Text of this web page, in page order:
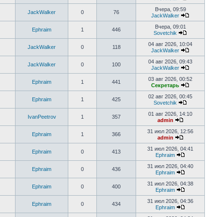
JackWalker 0 76
Вчера, 09:59
JackWalker
Ephraim 1 446
Вчера, 09:01
Sovetchik
JackWalker 0 118
04 авг 2026, 10:04
JackWalker
JackWalker 0 100
04 авг 2026, 09:43
JackWalker
Ephraim 1 441
03 авг 2026, 00:52
Секретарь
Ephraim 1 425
02 авг 2026, 00:45
Sovetchik
IvanPeetrov 1 357
01 авг 2026, 14:10
admin
Ephraim 1 366
31 июл 2026, 12:56
admin
Ephraim 0 413
31 июл 2026, 04:41
Ephraim
Ephraim 0 436
31 июл 2026, 04:40
Ephraim
Ephraim 0 400
31 июл 2026, 04:38
Ephraim
Ephraim 0 434
31 июл 2026, 04:36
Ephraim